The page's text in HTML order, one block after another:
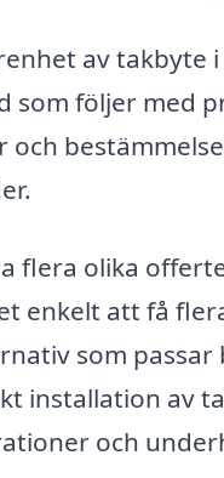
av takbyte
som följer med
flera olika
enkelt att få
som
installation av
och